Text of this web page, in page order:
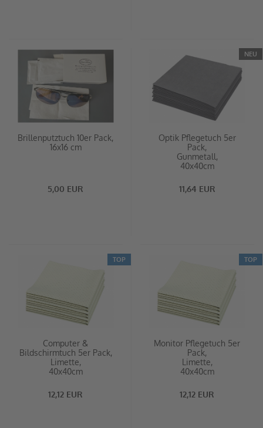
Brillenputztuch 10er Pack,
16x16 cm
5,00 EUR
NEU
Optik Pflegetuch 5er
Pack,
Gunmetall,
40x40cm
11,64 EUR
TOP
Computer &
Bildschirmtuch 5er Pack,
Limette,
40x40cm
12,12 EUR
TOP
Monitor Pflegetuch 5er
Pack,
Limette,
40x40cm
12,12 EUR